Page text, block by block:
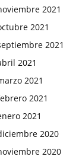
2021
2021
2021
2021
2021
2021
2021
2020
2020